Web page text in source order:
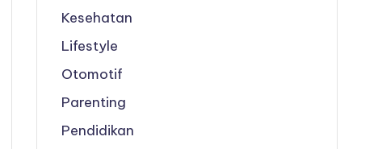
Kesehatan
Lifestyle
Otomotif
Parenting
Pendidikan